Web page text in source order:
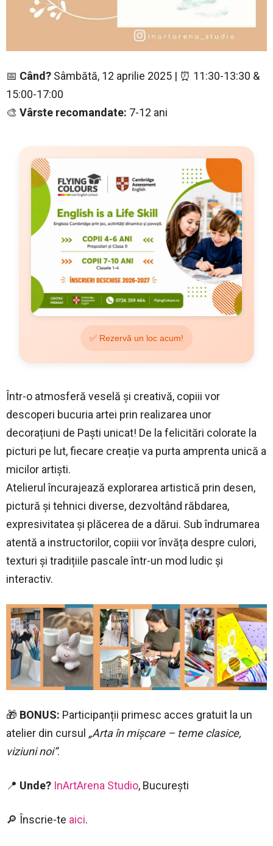
📅 Când? Sâmbătă, 12 aprilie 2025 | ⏰ 11:30-13:30 &
15:00-17:00
🎨 Vârste recomandate: 7-12 ani
✅ Rezervă un loc acum!
Într-o atmosferă veselă și creativă, copiii vor
descoperi bucuria artei prin realizarea unor
decorațiuni de Paști unicat! De la felicitări colorate la
picturi pe lut, fiecare creație va purta amprenta unică a
micilor artiști.
Atelierul încurajează explorarea artistică prin desen,
pictură și tehnici diverse, dezvoltând răbdarea,
expresivitatea și plăcerea de a dărui. Sub îndrumarea
atentă a instructorilor, copiii vor învăța despre culori,
texturi și tradițiile pascale într-un mod ludic și
interactiv.
🎁 BONUS: Participanții primesc acces gratuit la un
atelier din cursul „Arta în mișcare – teme clasice,
viziuni noi”.
📍 Unde? InArtArena Studio, București
🔎 Înscrie-te aici.